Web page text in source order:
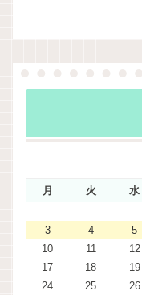
月 火 水
3
4 5
10
11 12
17
18 19
24
25 26